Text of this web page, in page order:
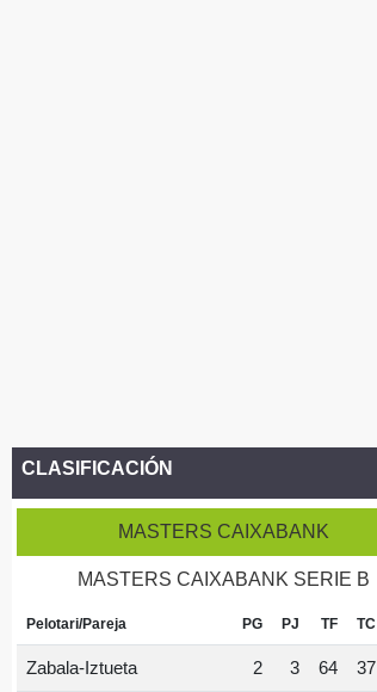
CLASIFICACIÓN
MASTERS CAIXABANK
MASTERS CAIXABANK SERIE B
Pelotari/Pareja PG PJ TF TC
Zabala-Iztueta 2 3 64 37